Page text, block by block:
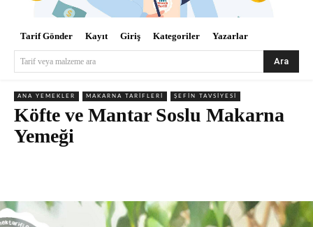
Tarif Gönder Kayıt Giriş Kategoriler Yazarlar
Tarif veya malzeme ara Ara
ANA YEMEKLER MAKARNA TARIFLERI ŞEFIN TAVSIYESI
Köfte ve Mantar Soslu Makarna
Yemeği